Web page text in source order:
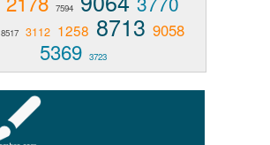
7594
8517 3112 1258 8713 9058
5369 3723